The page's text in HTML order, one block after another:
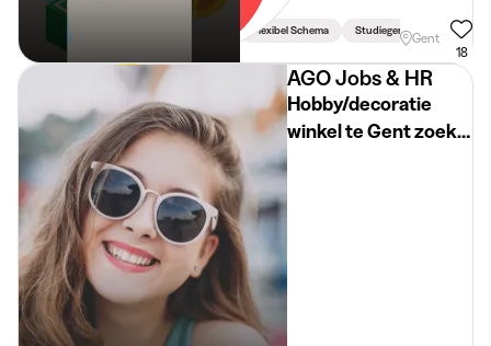
Flexibel Schema Studiegerelateerd
Gent
18
AGO Jobs & HR
Hobby/decoratie
winkel te Gent zoekt
+18 student verkoop